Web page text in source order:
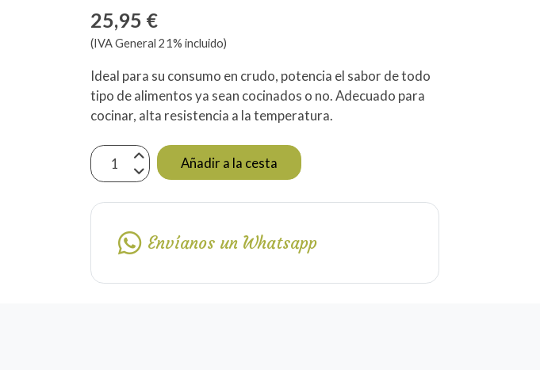
25,95 €
(IVA General 21% incluido)
Ideal para su consumo en crudo, potencia el sabor de todo
tipo de alimentos ya sean cocinados o no. Adecuado para
cocinar, alta resistencia a la temperatura.
Añadir a la cesta
Envíanos un Whatsapp